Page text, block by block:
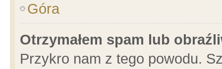
Góra
Otrzymałem spam lub
Przykro nam z tego powodu.